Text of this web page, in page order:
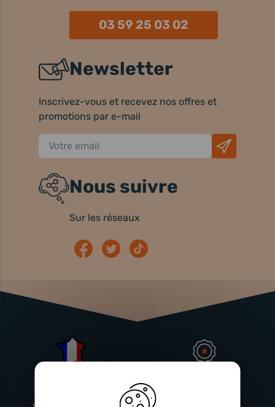
03 59 25 03 02
Newsletter
Inscrivez-vous et recevez nos offres et
promotions par e-mail
Nous suivre
Sur les réseaux